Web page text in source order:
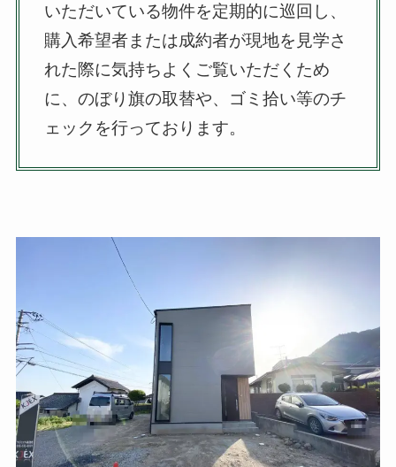
いただいている物件を定期的に巡回し、
購入希望者または成約者が現地を見学さ
れた際に気持ちよくご覧いただくため
に、のぼり旗の取替や、ゴミ拾い等のチ
ェックを行っております。